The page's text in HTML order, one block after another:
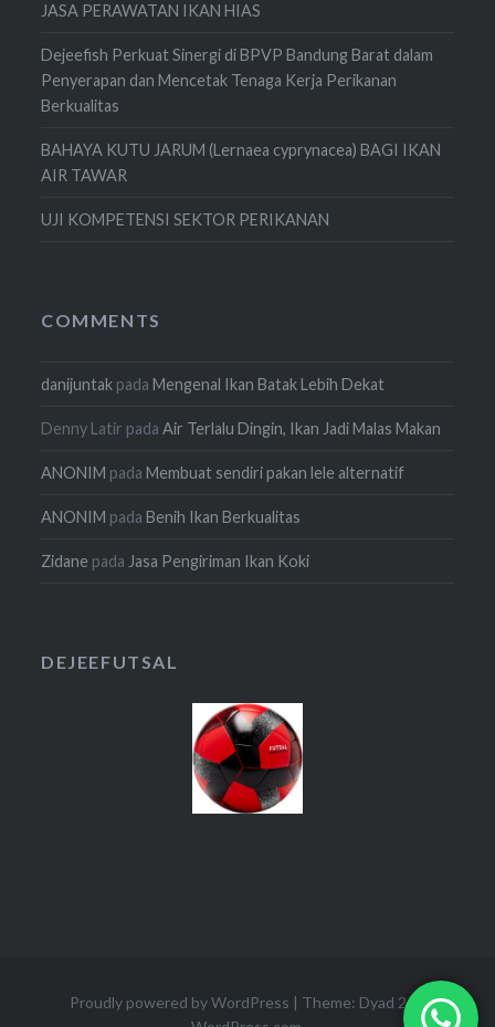
JASA PERAWATAN IKAN HIAS
Dejeefish Perkuat Sinergi di BPVP Bandung Barat dalam
Penyerapan dan Mencetak Tenaga Kerja Perikanan
Berkualitas
BAHAYA KUTU JARUM (Lernaea cyprynacea) BAGI IKAN
AIR TAWAR
UJI KOMPETENSI SEKTOR PERIKANAN
COMMENTS
danijuntak padaMengenal Ikan Batak Lebih Dekat
Denny Latir padaAir Terlalu Dingin, Ikan Jadi Malas Makan
ANONIM padaMembuat sendiri pakan lele alternatif
ANONIM padaBenih Ikan Berkualitas
Zidane pada Jasa Pengiriman Ikan Koki
DEJEEFUTSAL
Proudly powered by WordPress | Theme: Dyad 2 by